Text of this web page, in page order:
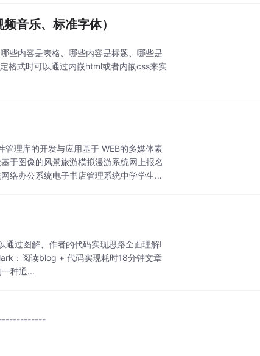
音乐、标准字体）
些内容是表格、哪些内容是标题、哪些是
格式时可以通过内嵌html或者内嵌css来实
理库的开发与应用基于 WEB的多媒体素
于图像的风景旅游模拟漫游系统网上报名
络办公系统电子书店管理系统中学学生学
通过图解、作者的代码实现思路全面理解I
：阅读blog + 代码实现耗时18分钟文章
种通...